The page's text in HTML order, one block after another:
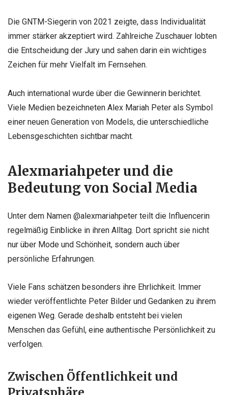
Die GNTM-Siegerin von 2021 zeigte, dass Individualität
immer stärker akzeptiert wird. Zahlreiche Zuschauer lobten
die Entscheidung der Jury und sahen darin ein wichtiges
Zeichen für mehr Vielfalt im Fernsehen.
Auch international wurde über die Gewinnerin berichtet.
Viele Medien bezeichneten Alex Mariah Peter als Symbol
einer neuen Generation von Models, die unterschiedliche
Lebensgeschichten sichtbar macht.
Alexmariahpeter und die
Bedeutung von Social Media
Unter dem Namen @alexmariahpeter teilt die Influencerin
regelmäßig Einblicke in ihren Alltag. Dort spricht sie nicht
nur über Mode und Schönheit, sondern auch über
persönliche Erfahrungen.
Viele Fans schätzen besonders ihre Ehrlichkeit. Immer
wieder veröffentlichte Peter Bilder und Gedanken zu ihrem
eigenen Weg. Gerade deshalb entsteht bei vielen
Menschen das Gefühl, eine authentische Persönlichkeit zu
verfolgen.
Zwischen Öffentlichkeit und